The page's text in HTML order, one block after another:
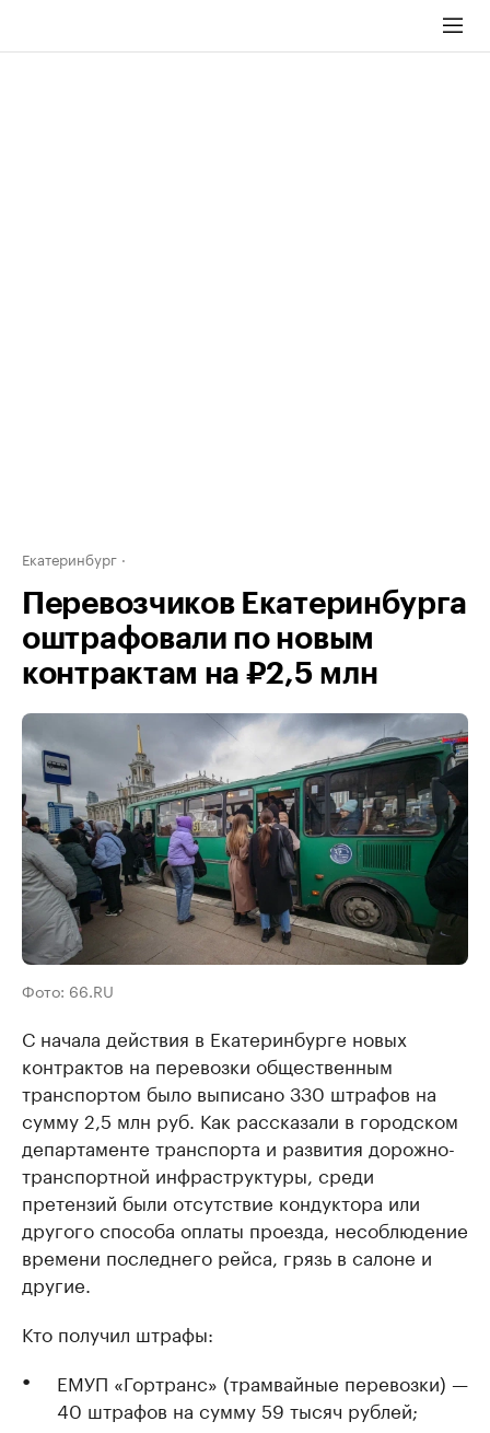
Екатеринбург
Перевозчиков Екатеринбурга
оштрафовали по новым
контрактам на ₽2,5 млн
Фото: 66.RU
С начала действия в Екатеринбурге новых
контрактов на перевозки общественным
транспортом было выписано 330 штрафов на
сумму 2,5 млн руб. Как рассказали в городском
департаменте транспорта и развития дорожно-
транспортной инфраструктуры, среди
претензий были отсутствие кондуктора или
другого способа оплаты проезда, несоблюдение
времени последнего рейса, грязь в салоне и
другие.
Кто получил штрафы:
ЕМУП «Гортранс» (трамвайные перевозки) —
40 штрафов на сумму 59 тысяч рублей;